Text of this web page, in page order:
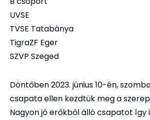
UVSE
TVSE Tatabánya
TigraZF Eger
SZVP Szeged
Döntőben 2023. június 10-én,
csapata ellen kezdtük meg a
Nagyon jó erőkből álló csapatot így